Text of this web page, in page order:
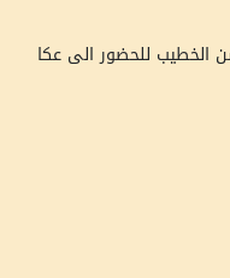
الخطيب للحضور الى عكا